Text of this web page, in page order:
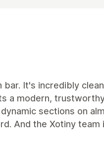
bar. It's incredibly
a modern,
sections on
And the Xotiny team